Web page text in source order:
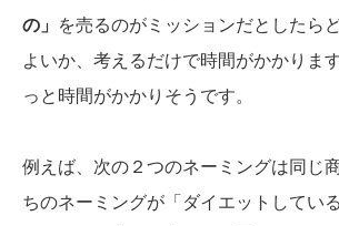
の」
を売るのがミッションだとしたら
よいか、考えるだけで時間がかかりま
っと時間がかかりそうです。
例えば、次の２つのネーミングは同じ
ちのネーミングが「 ダイエットしてい